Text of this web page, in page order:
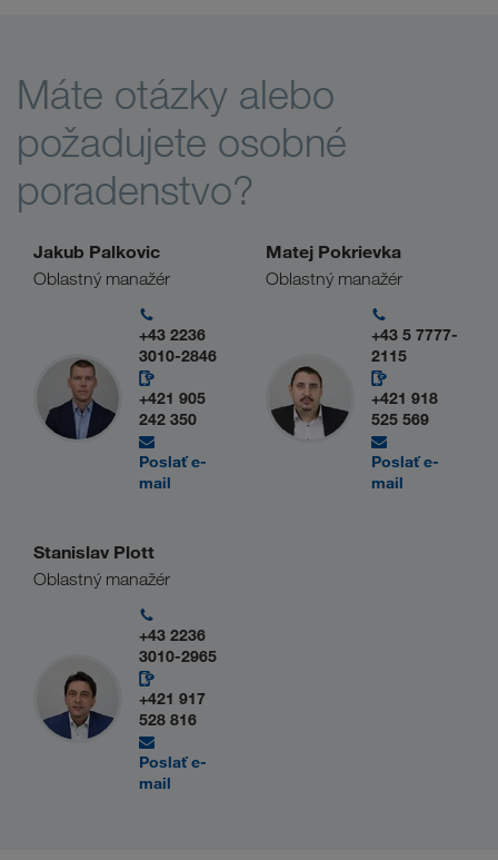
Máte otázky alebo
požadujete osobné
poradenstvo?
Jakub Palkovic
Oblastný manažér
+43 2236
3010-2846
+421 905
242 350
Poslať e-
mail
Matej Pokrievka
Oblastný manažér
+43 5 7777-
2115
+421 918
525 569
Poslať e-
mail
Stanislav Plott
Oblastný manažér
+43 2236
3010-2965
+421 917
528 816
Poslať e-
mail